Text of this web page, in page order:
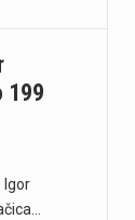
199
Igor